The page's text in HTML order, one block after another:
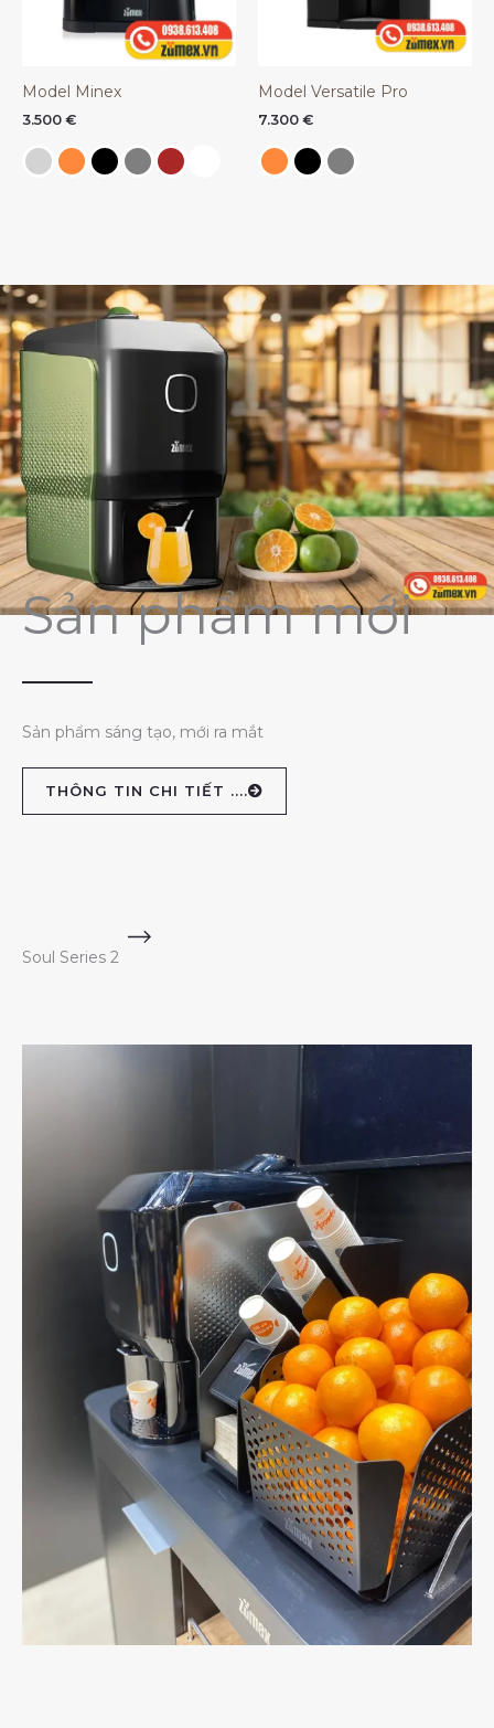
Model Minex
3.500 €
Model Versatile Pro
7.300 €
Sản phẩm mới
Sản phẩm sáng tạo, mới ra mắt
THÔNG TIN CHI TIẾT ....
Soul Series 2